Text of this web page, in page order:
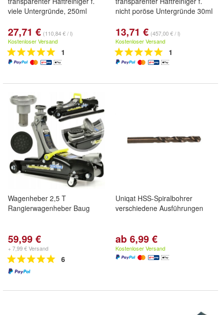
viele Untergründe, 250ml
27,71 € (110,84 € / l)
Kostenloser Versand
1
nicht poröse Untergründe 30ml
13,71 € (457,00 € / l)
Kostenloser Versand
1
Wagenheber 2,5 T
Rangierwagenheber Baug
59,99 €
+ 7,99 € Versand
6
Uniqat HSS-Spiralbohrer
verschiedene Ausführungen
ab 6,99 €
Kostenloser Versand